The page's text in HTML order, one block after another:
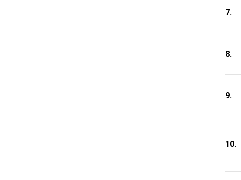
7.
8.
9.
10.